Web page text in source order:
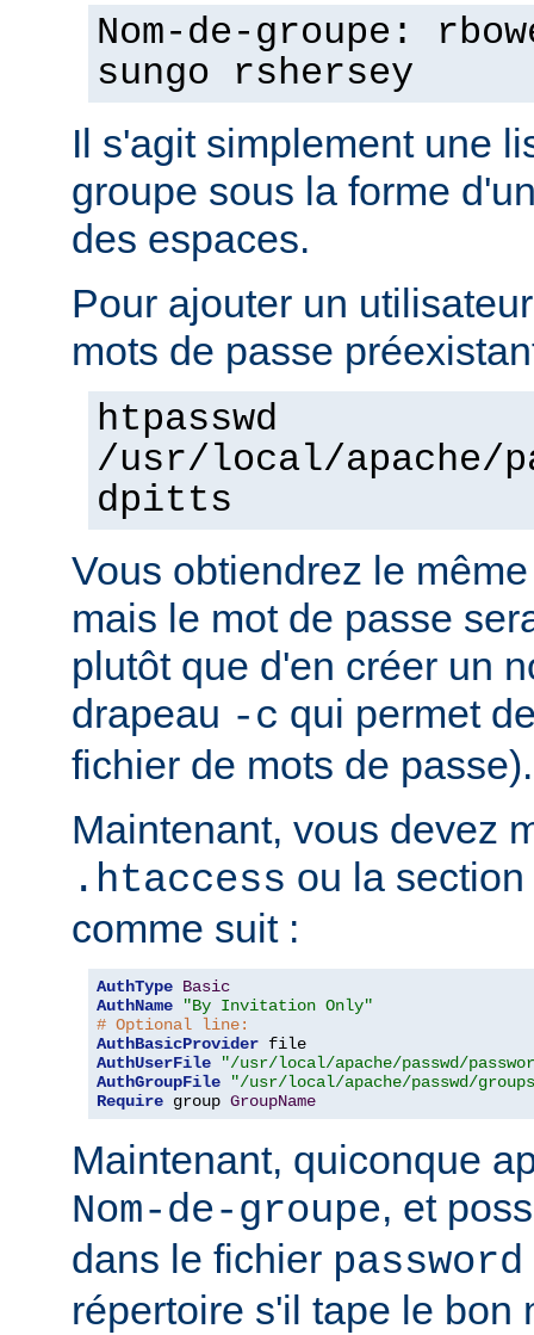
Nom-de-groupe:
sungo rshersey
Il s'agit simplement une
groupe sous la forme
des espaces.
Pour ajouter un
mots de passe
htpasswd
/usr/local/apache/
dpitts
Vous obtiendrez le
mais le mot de passe
plutôt que d'en créer un
drapeau -c qui permet
fichier de mots de
Maintenant, vous devez
.htaccess ou la section
comme suit :
AuthType Basic
AuthName
"By Invitation Only"
# Optional line:
AuthBasicProvider
AuthUserFile
"/usr/local/apache/passwd/
AuthGroupFile
"/usr/local/apache/passwd/
Require group GroupName
Maintenant, quiconque
Nom-de-groupe, et
dans le fichier password
répertoire s'il tape le bon